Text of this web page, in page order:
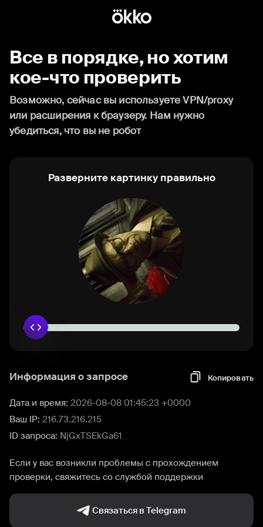
Все в порядке, но хотим
кое-что проверить
Возможно, сейчас вы используете VPN/proxy
или расширения к браузеру. Нам нужно
убедиться, что вы не робот
Разверните картинку правильно
Информация о запросе Копировать
Дата и время: 2026-08-08 01:45:23 +0000
Ваш IP: 216.73.216.215
ID запроса: NjGxTSEkGa61
Если у вас возникли проблемы с прохождением
проверки, свяжитесь со службой поддержки
Связаться в Telegram